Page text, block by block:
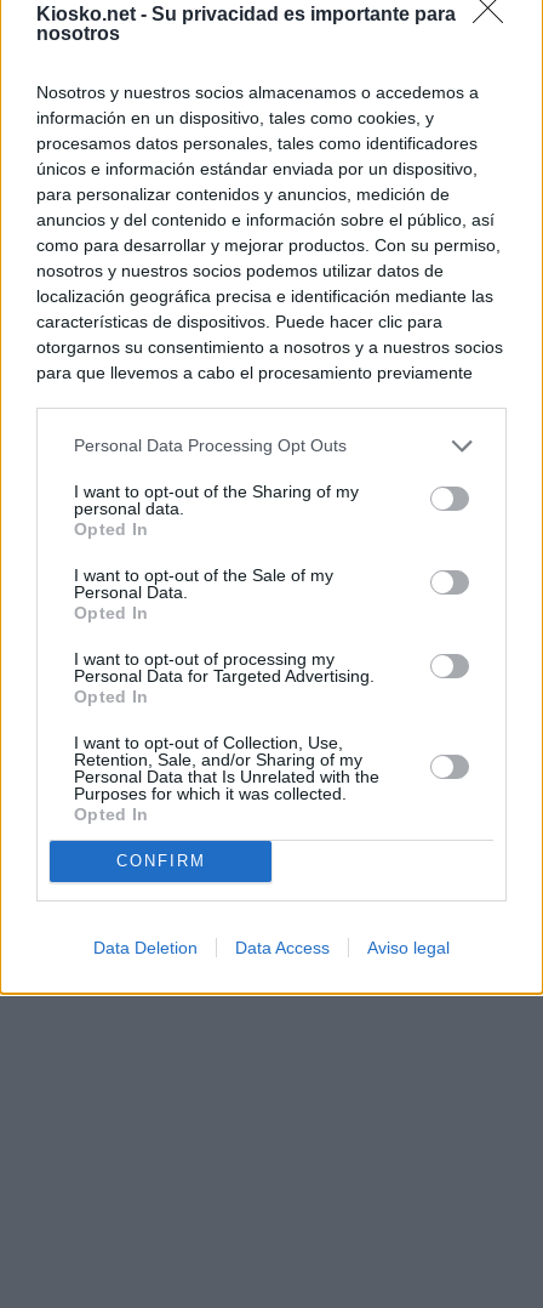
Kiosko.net - Su privacidad es importante para
nosotros
Nosotros y nuestros socios almacenamos o accedemos a
información en un dispositivo, tales como cookies, y
procesamos datos personales, tales como identificadores
únicos e información estándar enviada por un dispositivo,
para personalizar contenidos y anuncios, medición de
anuncios y del contenido e información sobre el público, así
como para desarrollar y mejorar productos. Con su permiso,
nosotros y nuestros socios podemos utilizar datos de
localización geográfica precisa e identificación mediante las
características de dispositivos. Puede hacer clic para
otorgarnos su consentimiento a nosotros y a nuestros socios
para que llevemos a cabo el procesamiento previamente
negar su consentimiento. Tenga en cuenta que algún
de su consentimiento, pero usted tiene el derecho de
rechazar tal procesamiento. Sus preferencias se aplicarán
cualquier momento entrando de nuevo en este sitio web o
visitando nuestra política de privacidad.
Personal Data Processing Opt Outs
I want to opt-out of the Sharing of my
personal data.
Opted In
I want to opt-out of the Sale of my
Personal Data.
Opted In
I want to opt-out of processing my
Personal Data for Targeted Advertising.
Opted In
I want to opt-out of Collection, Use,
Retention, Sale, and/or Sharing of my
Personal Data that Is Unrelated with the
Purposes for which it was collected.
Opted In
CONFIRM
Data Deletion Data Access Aviso legal